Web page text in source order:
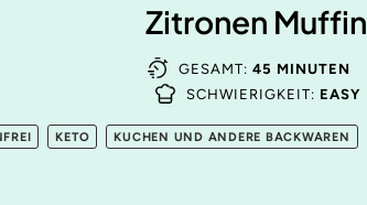
Zitronen Muffin
GESAMT: 45 MINUTEN
SCHWIERIGKEIT: EASY
KETO KUCHEN UND ANDERE BACKWAREN